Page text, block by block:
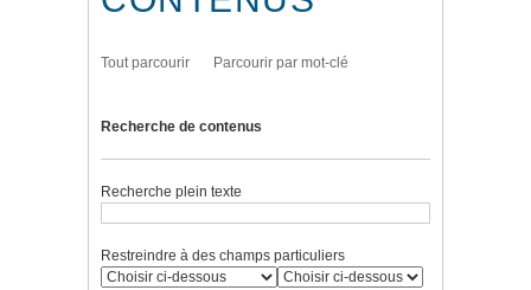
Tout parcourir Parcourir par mot-clé
Recherche de contenus
Recherche plein texte
Restreindre à des champs particuliers